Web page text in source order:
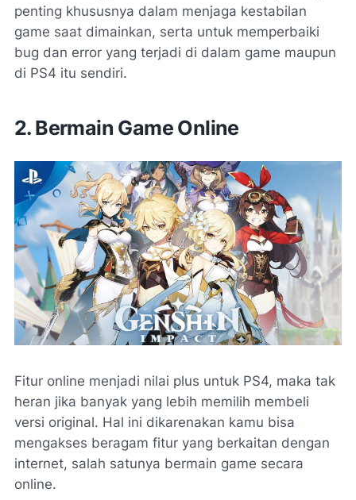
penting khususnya dalam menjaga kestabilan
game saat dimainkan, serta untuk memperbaiki
bug dan error yang terjadi di dalam game maupun
di PS4 itu sendiri.
2. Bermain Game Online
Fitur online menjadi nilai plus untuk PS4, maka tak
heran jika banyak yang lebih memilih membeli
versi original. Hal ini dikarenakan kamu bisa
mengakses beragam fitur yang berkaitan dengan
internet, salah satunya bermain game secara
online.